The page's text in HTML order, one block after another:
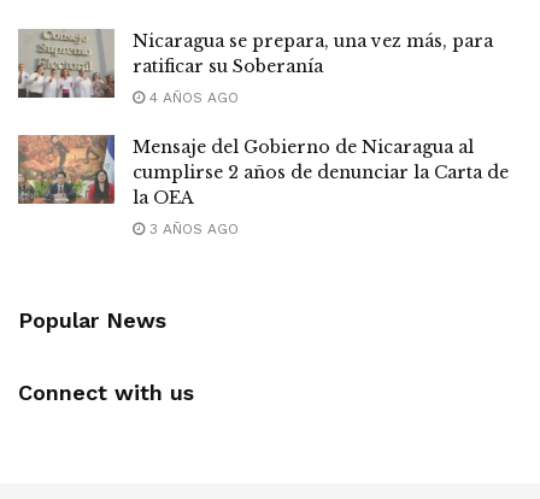
Nicaragua se prepara, una vez más, para
ratificar su Soberanía
4 AÑOS AGO
Mensaje del Gobierno de Nicaragua al
cumplirse 2 años de denunciar la Carta de
la OEA
3 AÑOS AGO
Popular News
Connect with us